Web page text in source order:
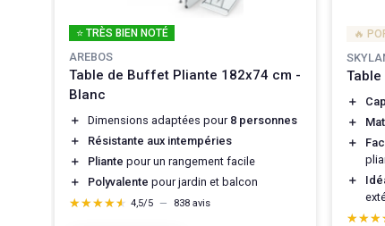
⭐ TRÈS BIEN NOTÉ
AREBOS
Table de Buffet Pliante 182x74 cm -
Blanc
＋ Dimensions adaptées pour 8 personnes
＋
Résistante aux intempéries
＋
Pliante pour un rangement facile
＋
Polyvalente pour jardin et balcon
★★★★★
★★★★★ 4,5/5 — 838 avis
🔥
＋
＋
＋
＋